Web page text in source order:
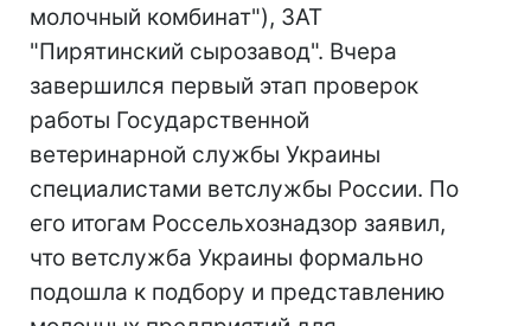
молочный комбинат"), ЗАТ
"Пирятинский сырозавод". Вчера
завершился первый этап проверок
работы Государственной
ветеринарной службы Украины
специалистами ветслужбы России. По
его итогам Россельхознадзор заявил,
что ветслужба Украины формально
подошла к подбору и представлению